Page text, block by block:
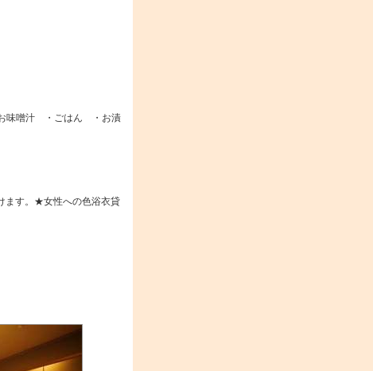
味噌汁 ・ごはん ・お漬
ます。★女性への色浴衣貸